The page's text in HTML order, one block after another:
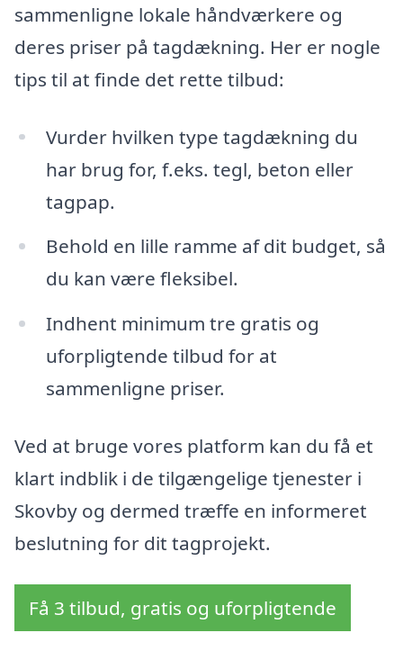
sammenligne lokale håndværkere og
deres priser på tagdækning. Her er nogle
tips til at finde det rette tilbud:
Vurder hvilken type tagdækning du
har brug for, f.eks. tegl, beton eller
tagpap.
Behold en lille ramme af dit budget, så
du kan være fleksibel.
Indhent minimum tre gratis og
uforpligtende tilbud for at
sammenligne priser.
Ved at bruge vores platform kan du få et
klart indblik i de tilgængelige tjenester i
Skovby og dermed træffe en informeret
beslutning for dit tagprojekt.
Få 3 tilbud, gratis og uforpligtende